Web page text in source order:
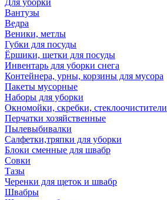
Для уборки
Вантузы
Ведра
Веники, метлы
Губки для посуды
Ёршики, щетки для посуды
Инвентарь для уборки снега
Контейнера, урны, корзины для мусора
Пакеты мусорные
Наборы для уборки
Окномойки, скребки, стеклоочистители
Перчатки хозяйственные
Пылевыбивалки
Салфетки,тряпки для уборки
Блоки сменные для швабр
Совки
Тазы
Черенки для щеток и швабр
Швабры